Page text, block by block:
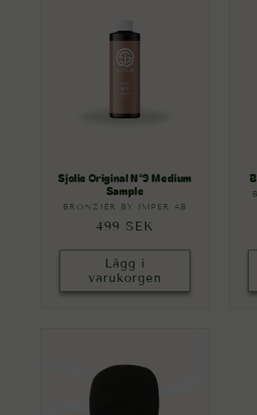
Sjolie Original N°9 Medium
Sample
Säljare:
BRONZIÉR BY IMPER AB
Ordinarie
499 SEK
Lägg i
varukorgen